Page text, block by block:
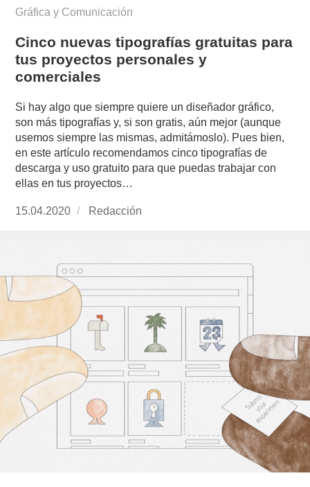
Gráfica y Comunicación
Cinco nuevas tipografías gratuitas para
tus proyectos personales y
comerciales
Si hay algo que siempre quiere un diseñador gráfico,
son más tipografías y, si son gratis, aún mejor (aunque
usemos siempre las mismas, admitámoslo). Pues bien,
en este artículo recomendamos cinco tipografías de
descarga y uso gratuito para que puedas trabajar con
ellas en tus proyectos…
Publicado
15.04.2020 https://www.experimenta.es/author/redaccion/
Redacción